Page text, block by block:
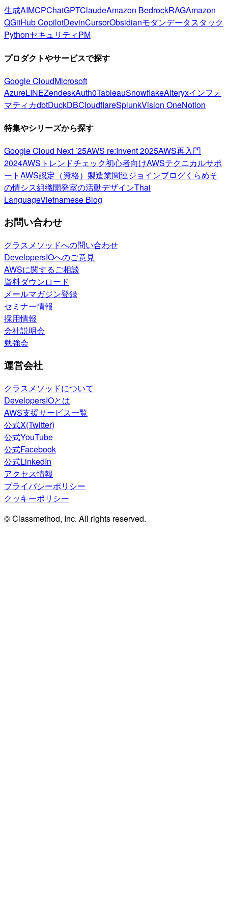
生成AIMCPChatGPTClaudeAmazon BedrockRAGAmazon
QGitHub CopilotDevinCursorObsidianモダンデータスタック
PythonセキュリティPM
プロダクトやサービスで探す
Google CloudMicrosoft
AzureLINEZendeskAuth0TableauSnowflakeAlteryxインフォ
マティカdbtDuckDBCloudflareSplunkVision OneNotion
特集やシリーズから探す
Google Cloud Next ’25AWS re:Invent 2025AWS再入門
2024AWSトレンドチェック初心者向けAWSテクニカルサポ
ートAWS認定（資格） 製造業関連ジョインブログくらめそ
の情シス組織開発室の活動デザインThai
LanguageVietnamese Blog
お問い合わせ
クラスメソッドへの問い合わせ
DevelopersIOへのご意見
AWSに関するご相談
資料ダウンロード
メールマガジン登録
セミナー情報
採用情報
会社説明会
勉強会
運営会社
クラスメソッドについて
DevelopersIOとは
AWS支援サービス一覧
公式X(Twitter)
公式YouTube
公式Facebook
公式LinkedIn
アクセス情報
プライバシーポリシー
クッキーポリシー
© Classmethod, Inc. All rights reserved.